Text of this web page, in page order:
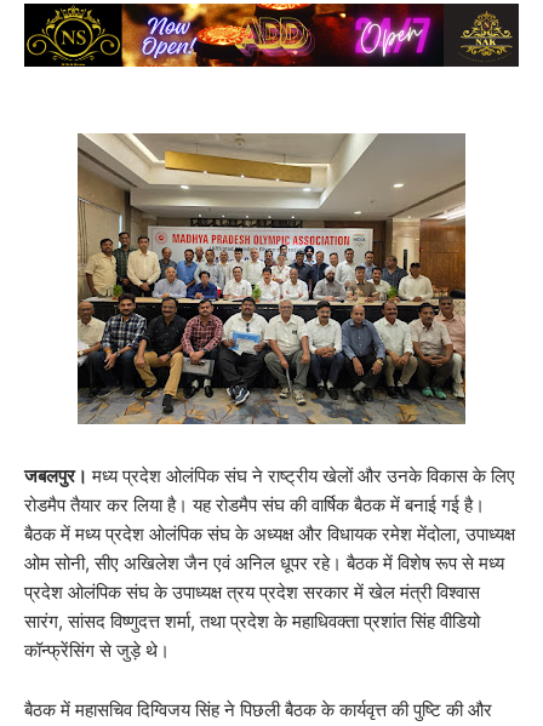
जबलपुर। मध्य प्रदेश ओलंपिक संघ ने राष्ट्रीय खेलों और उनके विकास के लिए
रोडमैप तैयार कर लिया है। यह रोडमैप संघ की वार्षिक बैठक में बनाई गई है।
बैठक में मध्य प्रदेश ओलंपिक संघ के अध्यक्ष और विधायक रमेश मेंदोला, उपाध्यक्ष
ओम सोनी, सीए अखिलेश जैन एवं अनिल धूपर रहे। ​बैठक में विशेष रूप से मध्य
प्रदेश ओलंपिक संघ के उपाध्यक्ष त्रय प्रदेश सरकार में खेल मंत्री विश्वास
सारंग, सांसद विष्णुदत्त शर्मा, तथा प्रदेश के महाधिवक्ता प्रशांत सिंह वीडियो
कॉन्फ्रेंसिंग से जुड़े थे।
​बैठक में महासचिव दिग्विजय सिंह ने पिछली बैठक के कार्यवृत्त की पुष्टि की और